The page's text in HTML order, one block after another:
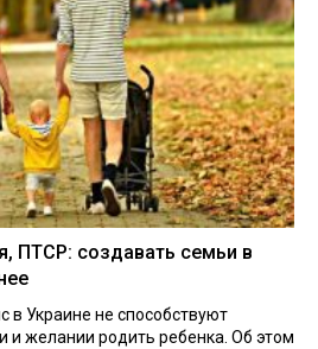
ПТСР: создавать семьи в
в Украине не способствуют
и желании родить ребенка. Об этом